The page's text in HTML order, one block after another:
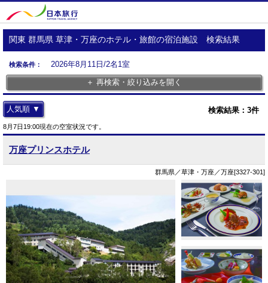
関東 群馬県 草津・万座のホテル・旅館の宿泊施設 検索結果
検索条件：
2026年8月11日/2名1室
＋ 再検索・絞り込みを開く
検索結果： 3件
人気順 ▼
8月7日19:00現在の空室状況です。
万座プリンスホテル
群馬県／草津・万座／万座[3327-301]